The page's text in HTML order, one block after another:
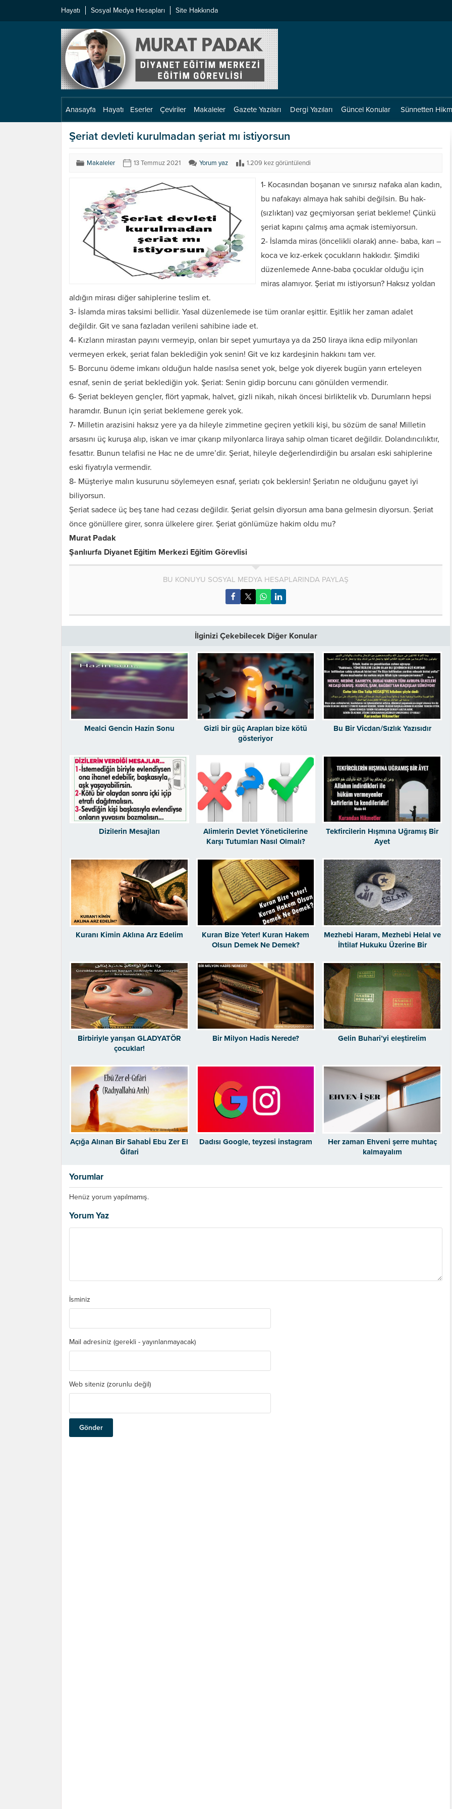
Hayatı Sosyal Medya Hesapları Site Hakkında
Anasayfa Hayatı Eserler Çeviriler Makaleler Gazete Yazıları Dergi Yazıları Güncel Konular Sünnetten
Şeriat devleti kurulmadan şeriat mı istiyorsun
Makaleler 13 Temmuz 2021 Yorum yaz 1.209 kez görüntülendi
1- Kocasından boşanan ve sınırsız nafaka alan kadın,
bu nafakayı almaya hak sahibi değilsin. Bu hak-
(sızlıktan) vaz geçmiyorsan şeriat bekleme! Çünkü
şeriat kapını çalmış ama açmak istemiyorsun.
2- İslamda miras (öncelikli olarak) anne- baba, karı –
koca ve kız-erkek çocukların hakkıdır. Şimdiki
düzenlemede Anne-baba çocuklar olduğu için
miras alamıyor. Şeriat mı istiyorsun? Haksız yoldan
aldığın mirası diğer sahiplerine teslim et.
3- İslamda miras taksimi bellidir. Yasal düzenlemede ise tüm oranlar eşittir. Eşitlik her zaman adalet
değildir. Git ve sana fazladan verileni sahibine iade et.
4- Kızların mirastan payını vermeyip, onları bir sepet yumurtaya ya da 250 liraya ikna edip milyonları
vermeyen erkek, şeriat falan beklediğin yok senin! Git ve kız kardeşinin hakkını tam ver.
5- Borcunu ödeme imkanı olduğun halde nasılsa senet yok, belge yok diyerek bugün yarın erteleyen
esnaf, senin de şeriat beklediğin yok. Şeriat: Senin gidip borcunu canı gönülden vermendir.
6- Şeriat bekleyen gençler, flört yapmak, halvet, gizli nikah, nikah öncesi birliktelik vb. Durumların hepsi
haramdır. Bunun için şeriat beklemene gerek yok.
7- Milletin arazisini haksız yere ya da hileyle zimmetine geçiren yetkili kişi, bu sözüm de sana! Milletin
arsasını üç kuruşa alıp, iskan ve imar çıkarıp milyonlarca liraya sahip olman ticaret değildir. Dolandırıcılıktır,
fesattır. Bunun telafisi ne Hac ne de umre’dir. Şeriat, hileyle değerlendirdiğin bu arsaları eski sahiplerine
eski fiyatıyla vermendir.
8- Müşteriye malın kusurunu söylemeyen esnaf, şeriatı çok beklersin! Şeriatın ne olduğunu gayet iyi
biliyorsun.
Şeriat sadece üç beş tane had cezası değildir. Şeriat gelsin diyorsun ama bana gelmesin diyorsun. Şeriat
önce gönüllere girer, sonra ülkelere girer. Şeriat gönlümüze hakim oldu mu?
Murat Padak
Şanlıurfa Diyanet Eğitim Merkezi Eğitim Görevlisi
BU KONUYU SOSYAL MEDYA HESAPLARINDA PAYLAŞ
İlginizi Çekebilecek Diğer Konular
Mealci Gencin Hazin Sonu
Gizli bir güç Arapları bize kötü
gösteriyor
Bu Bir Vicdan/Sızlık Yazısıdır
Dizilerin Mesajları
Alimlerin Devlet Yöneticilerine
Karşı Tutumları Nasıl Olmalı?
Tekfircilerin Hışmına Uğramış Bir
Ayet
Kuranı Kimin Aklına Arz Edelim
Kuran Bize Yeter! Kuran Hakem
Olsun Demek Ne Demek?
Mezhebi Haram, Mezhebi Helal ve
İhtilaf Hukuku Üzerine Bir
Birbiriyle yarışan GLADYATÖR
çocuklar!
Bir Milyon Hadis Nerede? Gelin Buhari’yi eleştirelim
Açığa Alınan Bir Sahabİ Ebu Zer El
Ğifari
Dadısı Google, teyzesi instagram
Her zaman Ehveni şerre muhtaç
kalmayalım
Yorumlar
Henüz yorum yapılmamış.
Yorum Yaz
İsminiz
Mail adresiniz (gerekli - yayınlanmayacak)
Web siteniz (zorunlu değil)